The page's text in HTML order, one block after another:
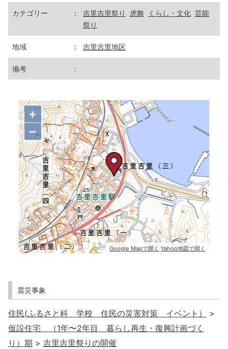
カテゴリー ： 吉里吉里祭り 虎舞 くらし・文化 芸能
祭り
地域 ： 吉里吉里地区
備考 ：
+
−
Google Mapで開く Yahoo地図で開く
震災事象
住民(ふるさと科 学校 住民の災害対策 イベント）
>
仮設住宅 （1年〜2年目 暮らし再生・復興計画づく
り）期 > 吉里吉里祭りの開催